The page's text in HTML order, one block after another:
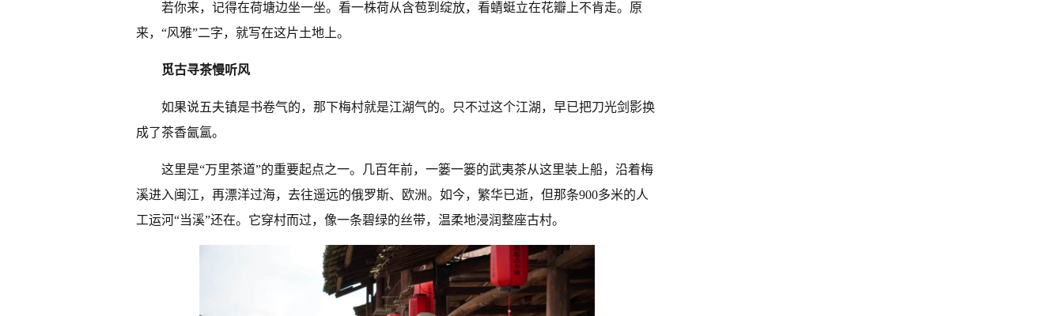
若你来，记得在荷塘边坐一坐。看一株荷从含苞到绽放，看蜻蜓立在花瓣上不肯走。原
来，“风雅”二字，就写在这片土地上。
觅古寻茶慢听风
如果说五夫镇是书卷气的，那下梅村就是江湖气的。只不过这个江湖，早已把刀光剑影换
成了茶香氤氲。
这里是“万里茶道”的重要起点之一。几百年前，一篓一篓的武夷茶从这里装上船，沿着梅
溪进入闽江，再漂洋过海，去往遥远的俄罗斯、欧洲。如今，繁华已逝，但那条900多米的人
工运河“当溪”还在。它穿村而过，像一条碧绿的丝带，温柔地浸润整座古村。